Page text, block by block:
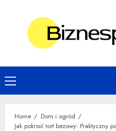
Primary
Menu
Home
Dom i ogród
Jak pokroić tort bezowy: Praktyczny